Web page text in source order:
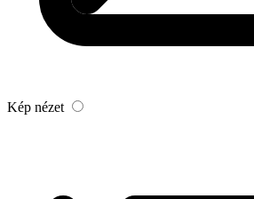
Kép nézet